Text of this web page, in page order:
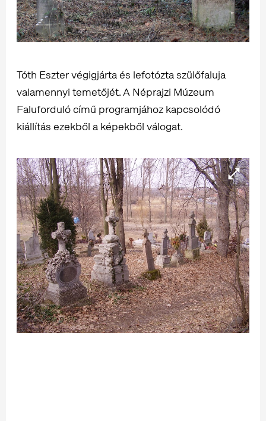
Tóth Eszter végigjárta és lefotózta szülőfaluja
valamennyi temetőjét. A Néprajzi Múzeum
Faluforduló című programjához kapcsolódó
kiállítás ezekből a képekből válogat.